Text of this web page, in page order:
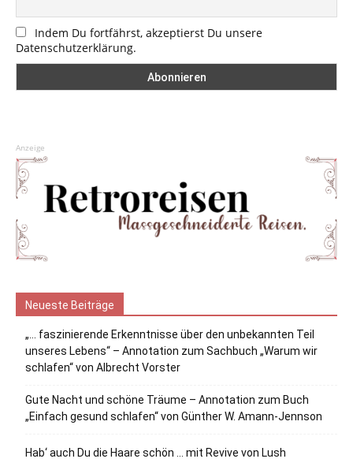
Indem Du fortfährst, akzeptierst Du unsere
Datenschutzerklärung.
Anzeige
Neueste Beiträge
„… faszinierende Erkenntnisse über den unbekannten Teil
unseres Lebens“ – Annotation zum Sachbuch „Warum wir
schlafen“ von Albrecht Vorster
Gute Nacht und schöne Träume – Annotation zum Buch
„Einfach gesund schlafen“ von Günther W. Amann-Jennson
Hab‘ auch Du die Haare schön … mit Revive von Lush